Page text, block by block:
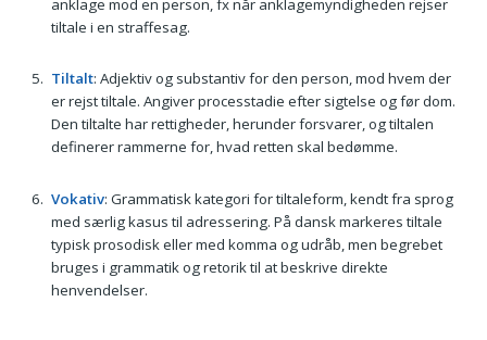
tiltale i en straffesag.
Tiltalt: Adjektiv og substantiv for den person, mod hvem der
er rejst tiltale. Angiver processtadie efter sigtelse og før dom.
Den tiltalte har rettigheder, herunder forsvarer, og tiltalen
definerer rammerne for, hvad retten skal bedømme.
Vokativ: Grammatisk kategori for tiltaleform, kendt fra sprog
med særlig kasus til adressering. På dansk markeres tiltale
typisk prosodisk eller med komma og udråb, men begrebet
bruges i grammatik og retorik til at beskrive direkte
henvendelser.